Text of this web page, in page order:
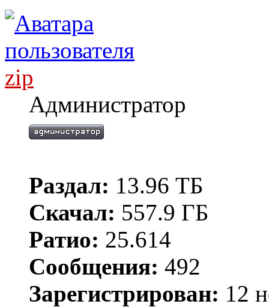
zip
Администратор
Раздал: 13.96 ТБ
Скачал: 557.9 ГБ
Ратио: 25.614
Сообщения: 492
Зарегистрирован: 12